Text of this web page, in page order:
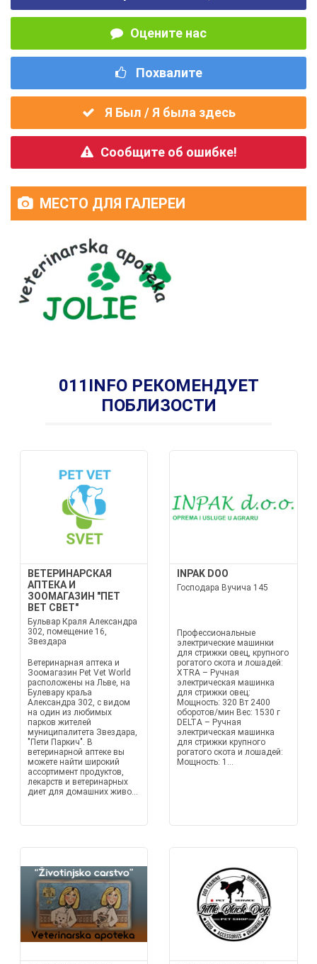
Оцените нас
Похвалите
Я Был / Я была здесь
Сообщите об ошибке!
МЕСТО ДЛЯ ГАЛЕРЕИ
011INFO РЕКОМЕНДУЕТ
ПОБЛИЗОСТИ
ВЕТЕРИНАРСКАЯ
АПТЕКА И
ЗООМАГАЗИН "ПЕТ
ВЕТ СВЕТ"
Бульвар Краля Александра
302, помещение 16,
Звездара
Ветеринарная аптека и
Зоомагазин Pet Vet World
расположены на Льве, на
Булевару краља
Александра 302, с видом
на один из любимых
парков жителей
муниципалитета Звездара,
"Пети Паркич". В
ветеринарной аптеке вы
можете найти широкий
ассортимент продуктов,
лекарств и ветеринарных
диет для домашних живо...
INPAK DOO
Господара Вучича 145
Профессиональные
электрические машинки
для стрижки овец, крупного
рогатого скота и лошадей:
XTRA – Ручная
электрическая машинка
для стрижки овец:
Мощность: 320 Вт 2400
оборотов/мин Вес: 1530 г
DELTA – Ручная
электрическая машинка
для стрижки крупного
рогатого скота и лошадей:
Мощность: 1...